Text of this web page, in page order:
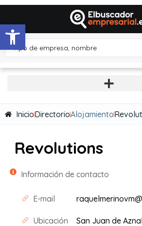
Abrir barra de herramientas
InicioDirectorioAlojamiento
Revolutions
Información de contacto
E-mail
Ubicación San Juan de